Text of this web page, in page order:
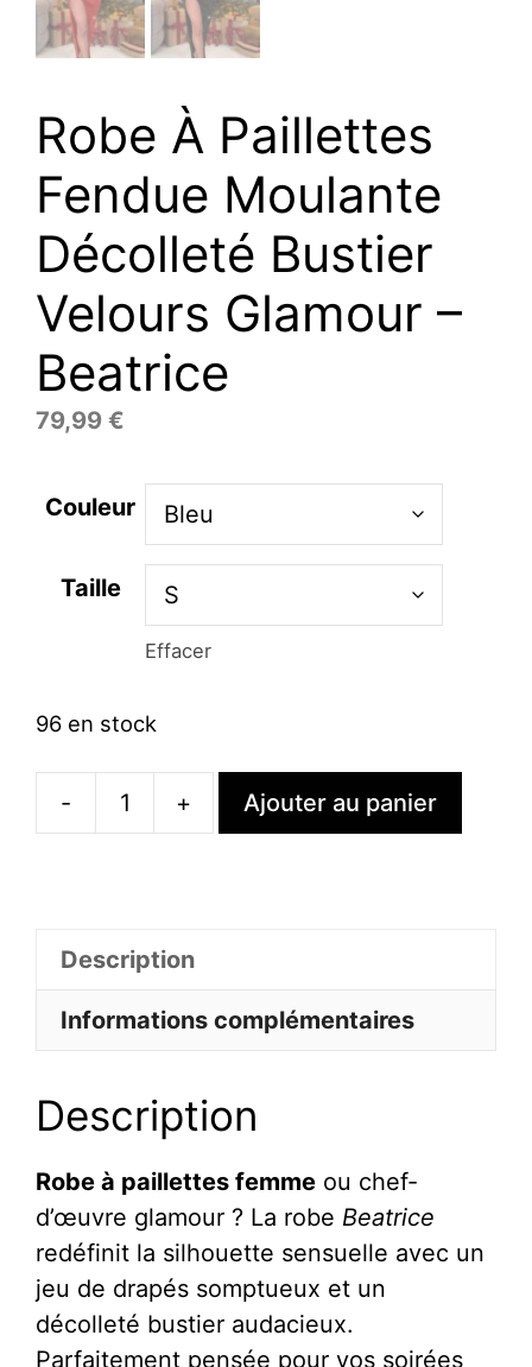
Robe À Paillettes
Fendue Moulante
Décolleté Bustier
Velours Glamour –
Beatrice
79,99 €
Couleur
Taille
Effacer
96 en stock
-
quantité
Fendue
Moulante
Bustier
Velours
Glamour
-
Beatrice
+ Ajouter au panier
Description
Informations complémentaires
Description
Robe à paillettes femme ou chef-
d’œuvre glamour ? La robe Beatrice
redéfinit la silhouette sensuelle avec un
jeu de drapés somptueux et un
décolleté bustier audacieux.
Parfaitement pensée pour vos soirées